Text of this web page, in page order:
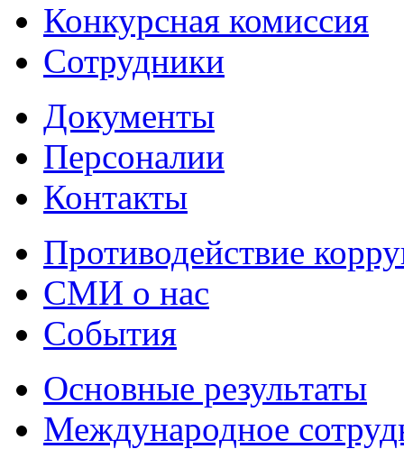
Конкурсная комиссия
Сотрудники
Документы
Персоналии
Контакты
Противодействие
СМИ о нас
События
Основные результаты
Международное